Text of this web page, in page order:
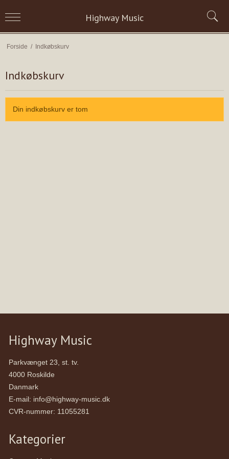
Highway Music
Forside / Indkøbskurv
Indkøbskurv
Din indkøbskurv er tom
Highway Music
Parkvænget 23, st. tv.
4000 Roskilde
Danmark
E-mail: info@highway-music.dk
CVR-nummer: 11055281
Kategorier